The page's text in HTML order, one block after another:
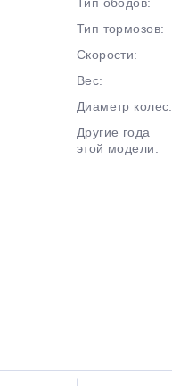
Тип тормозов:
Скорости:
Вес:
Диаметр колес:
Другие года
этой модели:
только